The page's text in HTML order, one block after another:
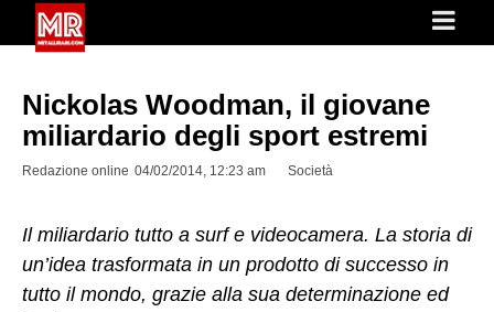
Nickolas Woodman, il giovane
miliardario degli sport estremi
Redazione online 04/02/2014, 12:23 am Società
Il miliardario tutto a surf e videocamera. La storia di
un’idea trasformata in un prodotto di successo in
tutto il mondo, grazie alla sua determinazione ed